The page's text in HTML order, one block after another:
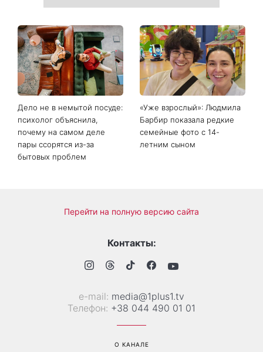
Дело не в немытой посуде:
психолог объяснила,
почему на самом деле
пары ссорятся из-за
бытовых проблем
«Уже взрослый»: Людмила
Барбир показала редкие
семейные фото с 14-
летним сыном
Перейти на полную версию сайта
Контакты:
е-mail: media@1plus1.tv
Телефон: +38 044 490 01 01
О КАНАЛЕ